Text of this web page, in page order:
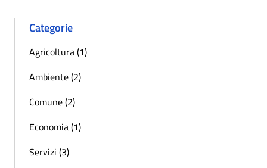
Categorie
Agricoltura (1)
Ambiente (2)
Comune (2)
Economia (1)
Servizi (3)